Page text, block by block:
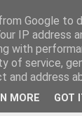
Google to
IP address
with
of service,
address
MORE GOT